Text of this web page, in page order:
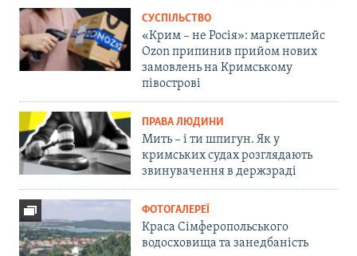
СУСПІЛЬСТВО
«Крим – не Росія»: маркетплейс
Ozon припинив прийом нових
замовлень на Кримському
півострові
ПРАВА ЛЮДИНИ
Мить – і ти шпигун. Як у
кримських судах розглядають
звинувачення в держзраді
ФОТОГАЛЕРЕЇ
Краса Сімферопольського
водосховища та занедбаність